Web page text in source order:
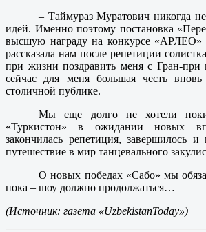
– Таймураз Муратович никогда
идей. Именно поэтому постановка
высшую награду на конкурсе
рассказала нам после репетиции
при жизни поздравить меня с Гран-при
сейчас для меня большая честь вновь
столичной публике.
Мы еще долго не хотели
«Туркистон» в ожидании новых
закончилась репетиция, завершилось и
путешествие в мир танцевального
О новых победах «Сабо» мы
пока – шоу должно продолжаться…
(Источник: газета «UzbekistanToday»)